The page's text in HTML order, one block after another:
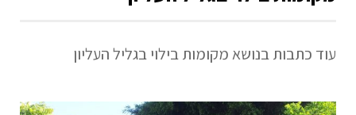
עוד כתבות בנושא מקומות בילוי בגליל העליון